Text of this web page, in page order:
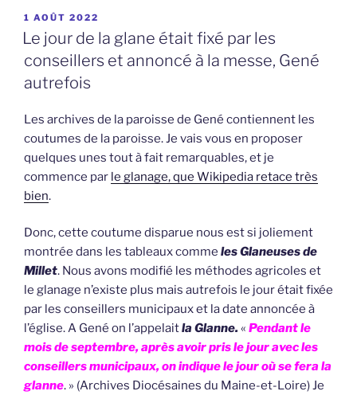
PUBLIÉ
LE
1 AOÛT 2022
Le jour de la glane était fixé par les
conseillers et annoncé à la messe, Gené
autrefois
Les archives de la paroisse de Gené contiennent les
coutumes de la paroisse. Je vais vous en proposer
quelques unes tout à fait remarquables, et je
commence par le glanage, que Wikipedia retace très
bien.
Donc, cette coutume disparue nous est si joliement
montrée dans les tableaux comme les Glaneuses de
Millet. Nous avons modifié les méthodes agricoles et
le glanage n’existe plus mais autrefois le jour était fixée
par les conseillers municipaux et la date annoncée à
l’église. A Gené on l’appelaitla Glanne. « Pendant le
mois de septembre, après avoir pris le jour avec les
conseillers municipaux, on indique le jour où se fera la
glanne. » (Archives Diocésaines du Maine-et-Loire) Je